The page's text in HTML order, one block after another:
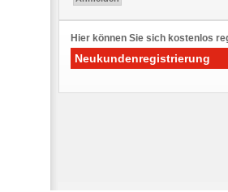
Hier können Sie sich kostenlos
Neukundenregistrierung